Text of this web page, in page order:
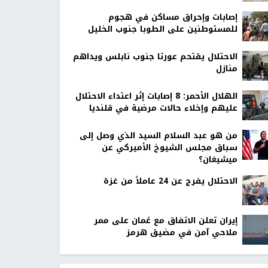
إصابات وإحراق مساكن في هجوم
للمستوطنين على الطوبا جنوب الخليل
الاحتلال يقتحم عورتا جنوب نابلس ويداهم
منازل
الهلال الأحمر: 8 إصابات إثر اعتداء الاحتلال
عليهم وإخلاء حالات مرضية في قلنديا
من هو عبد السلام السيد الذي وصل إلى
سباق مجلس الشيوخ الأميركي عن
ميشيغان؟
الاحتلال يفرج عن 24 عاملاً من غزة
إيران تعلن الاتفاق مع عُمان على ممر
ملاحي آمن في مضيق هرمز